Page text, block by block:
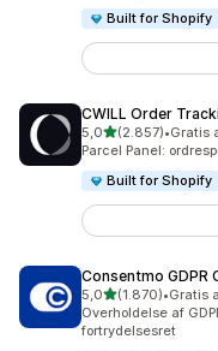
Built for Shopify
CWILL Order
5,0ud af 5 stjerner
(2.857)
2857 anmeldelser i
•Gratis
Parcel Panel:
Built for Shopify
Consentmo GDPR
5,0ud af 5 stjerner
(1.870)
1870 anmeldelser i
•Gratis
Overholdelse af
fortrydelsesret